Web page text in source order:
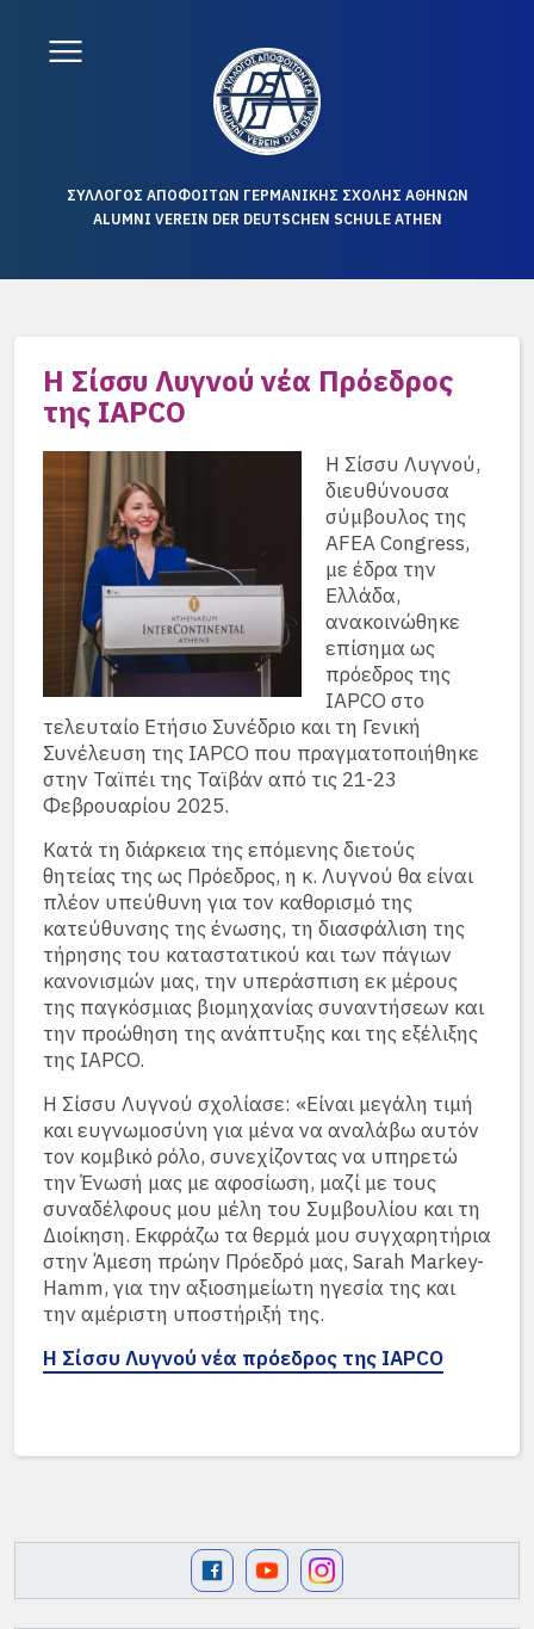
ΣΥΛΛΟΓΟΣ ΑΠΟΦΟΙΤΩΝ ΓΕΡΜΑΝΙΚΗΣ ΣΧΟΛΗΣ ΑΘΗΝΩΝ
ALUMNI VEREIN DER DEUTSCHEN SCHULE ATHEN
Η Σίσσυ Λυγνού νέα Πρόεδρος
της IAPCO
Η Σίσσυ Λυγνού,
διευθύνουσα
σύμβουλος της
AFEA Congress,
με έδρα την
Ελλάδα,
ανακοινώθηκε
επίσημα ως
πρόεδρος της
IAPCO στο
τελευταίο Ετήσιο Συνέδριο και τη Γενική
Συνέλευση της IAPCO που πραγματοποιήθηκε
στην Ταϊπέι της Ταϊβάν από τις 21-23
Φεβρουαρίου 2025.
Κατά τη διάρκεια της επόμενης διετούς
θητείας της ως Πρόεδρος, η κ. Λυγνού θα είναι
πλέον υπεύθυνη για τον καθορισμό της
κατεύθυνσης της ένωσης, τη διασφάλιση της
τήρησης του καταστατικού και των πάγιων
κανονισμών μας, την υπεράσπιση εκ μέρους
της παγκόσμιας βιομηχανίας συναντήσεων και
την προώθηση της ανάπτυξης και της εξέλιξης
της IAPCO.
Η Σίσσυ Λυγνού σχολίασε: «Είναι μεγάλη τιμή
και ευγνωμοσύνη για μένα να αναλάβω αυτόν
τον κομβικό ρόλο, συνεχίζοντας να υπηρετώ
την Ένωσή μας με αφοσίωση, μαζί με τους
συναδέλφους μου μέλη του Συμβουλίου και τη
Διοίκηση. Εκφράζω τα θερμά μου συγχαρητήρια
στην Άμεση πρώην Πρόεδρό μας, Sarah Markey-
Hamm, για την αξιοσημείωτη ηγεσία της και
την αμέριστη υποστήριξή της.
Η Σίσσυ Λυγνού νέα πρόεδρος της IAPCO